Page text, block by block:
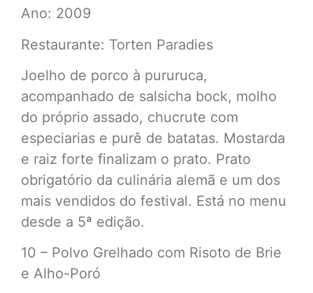
Ano: 2009
Restaurante: Torten Paradies
Joelho de porco à pururuca,
acompanhado de salsicha bock, molho
do próprio assado, chucrute com
especiarias e purê de batatas. Mostarda
e raiz forte finalizam o prato. Prato
obrigatório da culinária alemã e um dos
mais vendidos do festival. Está no menu
desde a 5ª edição.
10 – Polvo Grelhado com Risoto de Brie
e Alho-Poró